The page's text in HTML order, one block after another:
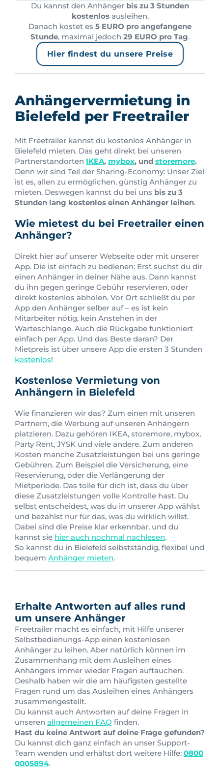
Du kannst den Anhänger bis zu 3 Stunden
kostenlosausleihen.
Danach kostet es 5 EURO pro angefangene
Stunde, maximal jedoch 29 EURO pro Tag.
Hier findest du unsere Preise
Anhängervermietung in
Bielefeld per Freetrailer
Mit Freetrailer kannst du kostenlos Anhänger in
Bielefeld mieten. Das geht direkt bei unseren
Partnerstandorten IKEA, mybox, und storemore.
Denn wir sind Teil der Sharing-Economy: Unser Ziel
ist es, allen zu ermöglichen, günstig Anhänger zu
mieten. Deswegen kannst du bei uns bis zu 3
Stunden lang kostenlos einen Anhänger leihen.
Wie mietest du bei Freetrailer einen
Anhänger?
Direkt hier auf unserer Webseite oder mit unserer
App. Die ist einfach zu bedienen: Erst suchst du dir
einen Anhänger in deiner Nähe aus. Dann kannst
du ihn gegen geringe Gebühr reservieren, oder
direkt kostenlos abholen. Vor Ort schließt du per
App den Anhänger selber auf – es ist kein
Mitarbeiter nötig, kein Anstehen in der
Warteschlange. Auch die Rückgabe funktioniert
einfach per App. Und das Beste daran? Der
Mietpreis ist über unsere App die ersten 3 Stunden
kostenlos!
Kostenlose Vermietung von
Anhängern in Bielefeld
Wie finanzieren wir das? Zum einen mit unseren
Partnern, die Werbung auf unseren Anhängern
platzieren. Dazu gehören IKEA, storemore, mybox,
Party Rent, JYSK und viele andere. Zum anderen
Kosten manche Zusatzleistungen bei uns geringe
Gebühren. Zum Beispiel die Versicherung, eine
Reservierung, oder die Verlängerung der
Mietperiode. Das tolle für dich ist, dass du über
diese Zusatzleistungen volle Kontrolle hast. Du
selbst entscheidest, was du in unserer App wählst
und bezahlst nur für das, was du wirklich willst.
Dabei sind die Preise klar erkennbar, und du
kannst sie hier auch nochmal nachlesen.
So kannst du in Bielefeld selbstständig, flexibel und
bequem Anhänger mieten.
Erhalte Antworten auf alles rund
um unsere Anhänger
Freetrailer macht es einfach, mit Hilfe unserer
Selbstbedienungs-App einen kostenlosen
Anhänger zu leihen. Aber natürlich können im
Zusammenhang mit dem Ausleihen eines
Anhängers immer wieder Fragen auftauchen.
Deshalb haben wir die am häufigsten gestellte
Fragen rund um das Ausleihen eines Anhängers
zusammengestellt.
Du kannst auch Antworten auf deine Fragen in
unseren allgemeinen FAQ finden.
Hast du keine Antwort auf deine Frage gefunden?
Du kannst dich ganz einfach an unser Support-
Team wenden und erhältst dort weitere Hilfe: 0800
0005894.